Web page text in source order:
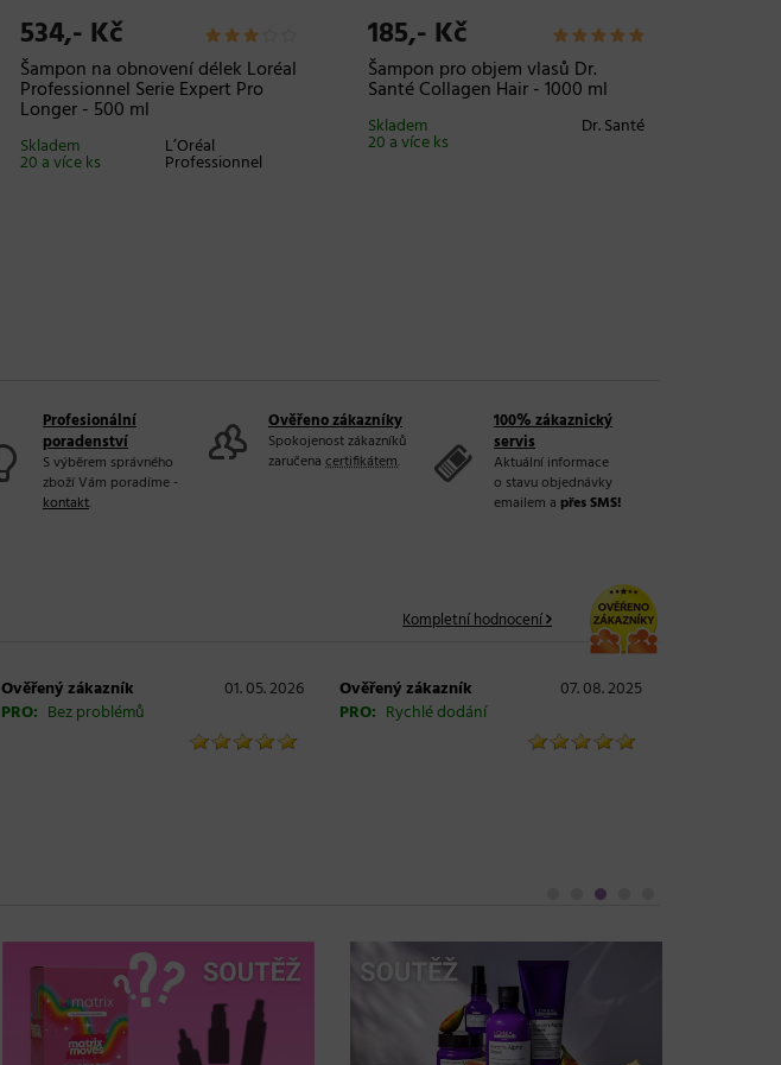
534,- Kč
Šampon na obnovení délek Loréal
Professionnel Serie Expert Pro
Longer - 500 ml
L’Oréal
Professionnel
Skladem
20 a více ks
185,- Kč
Šampon pro objem vlasů Dr.
Santé Collagen Hair - 1000 ml
Dr. Santé
Skladem
20 a více ks
Profesionální
poradenství
S výběrem správného
zboží Vám poradíme -
kontakt.
Ověřeno zákazníky
Spokojenost zákazníků
zaručena certifikátem.
100% zákaznický
servis
Aktuální informace
o stavu objednávky
emailem a přes SMS!
Kompletní hodnocení
Ověřený zákazník
01. 05. 2026
PRO: Bez problémů
Ověřený zákazník
07. 08. 2025
PRO: Rychlé dodání